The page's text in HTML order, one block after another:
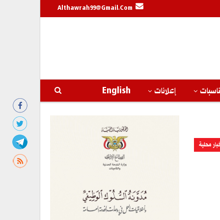
Althawrah99@gmail.com
إعلانات English
محلية